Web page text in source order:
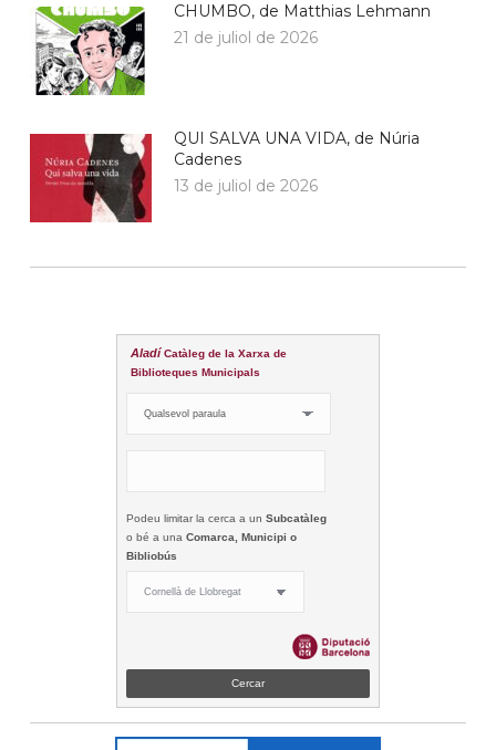
CHUMBO, de Matthias Lehmann
21 de juliol de 2026
QUI SALVA UNA VIDA, de Núria
Cadenes
13 de juliol de 2026
Aladí Catàleg de la Xarxa de
Biblioteques Municipals
Podeu limitar la cerca a un Subcatàleg
o bé a una Comarca, Municipi o
Bibliobús